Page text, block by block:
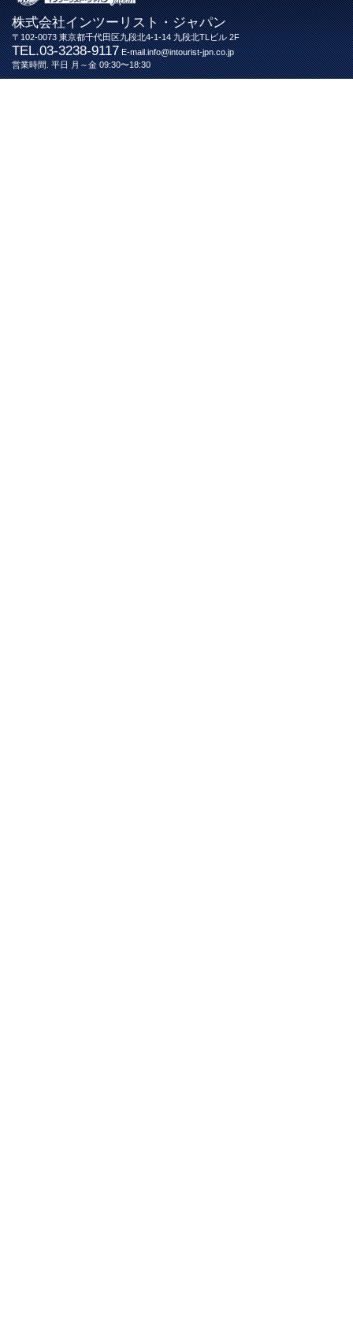
株式会社インツーリスト・ジャパン
〒102-0073 東京都千代田区九段北4-1-14 九段北TLビル 2F
TEL.03-3238-9117E-mail.info@intourist-jpn.co.jp
営業時間. 平日 月～金 09:30〜18:30